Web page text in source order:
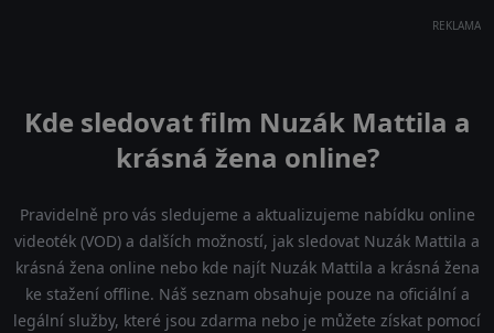
REKLAMA
Kde sledovat film Nuzák Mattila a
krásná žena online?
Pravidelně pro vás sledujeme a aktualizujeme nabídku online
videoték (VOD) a dalších možností, jak sledovat Nuzák Mattila a
krásná žena online nebo kde najít Nuzák Mattila a krásná žena
ke stažení offline. Náš seznam obsahuje pouze na oficiální a
legální služby, které jsou zdarma nebo je můžete získat pomocí